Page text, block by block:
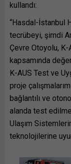
kullandı:
“Hasdal-İstanbul
tecrübeyi, şimdi
Çevre Otoyolu, K-
kapsamında
K-AUS Test ve
proje
bağlantılı ve
alanda test
Ulaşım
teknolojilerine